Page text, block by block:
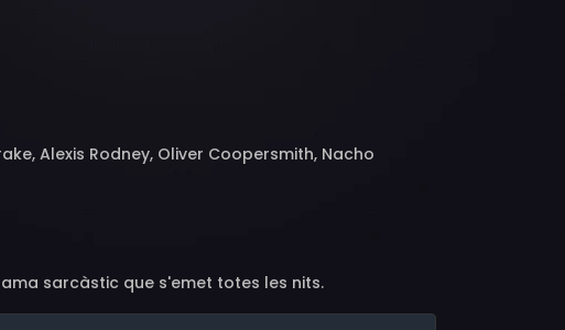
Alexis Rodney, Oliver Coopersmith, Nacho
sarcàstic que s'emet totes les nits.